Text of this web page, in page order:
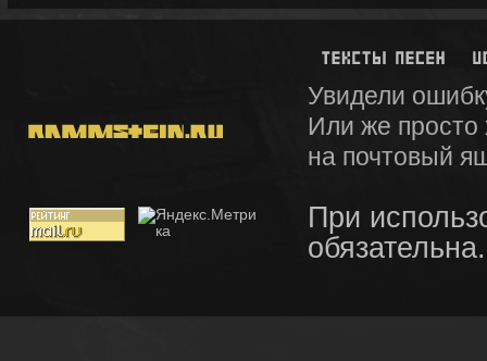
Увидели
Или же просто
на почтовый
При